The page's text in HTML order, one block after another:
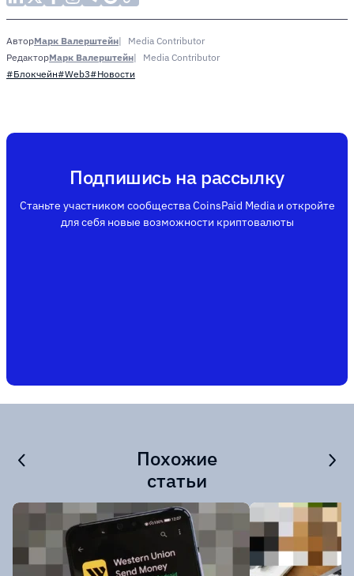
АвторМарк Валерштейн
Media Contributor
РедакторМарк Валерштейн
Media Contributor
#Блокчейн#Web3#Новости
Подпишись на рассылку
Станьте участником сообщества CoinsPaid Media и откройте
для себя новые возможности криптовалюты
Похожие
статьи